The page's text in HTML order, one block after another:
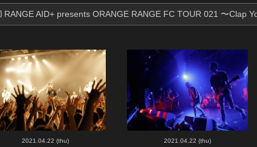
RANGE AID+ presents ORANGE RANGE FC TOUR 021 〜Clap
2021.04.22 (thu)
2021.04.22 (thu)